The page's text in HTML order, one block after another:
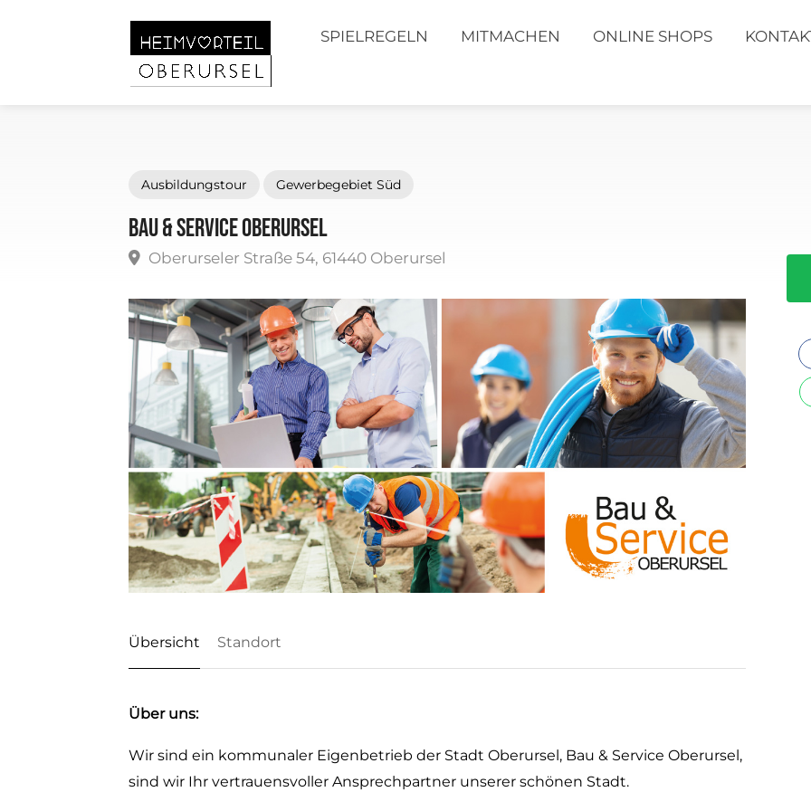
SPIELREGELN MITMACHEN ONLINE SHOPS
Ausbildungstour Gewerbegebiet Süd
Bau & Service Oberursel
Oberurseler Straße 54, 61440 Oberursel
Übersicht Standort
Über uns:
Wir sind ein kommunaler Eigenbetrieb der Stadt Oberursel, Bau & Service Oberursel,
sind wir Ihr vertrauensvoller Ansprechpartner unserer schönen Stadt.